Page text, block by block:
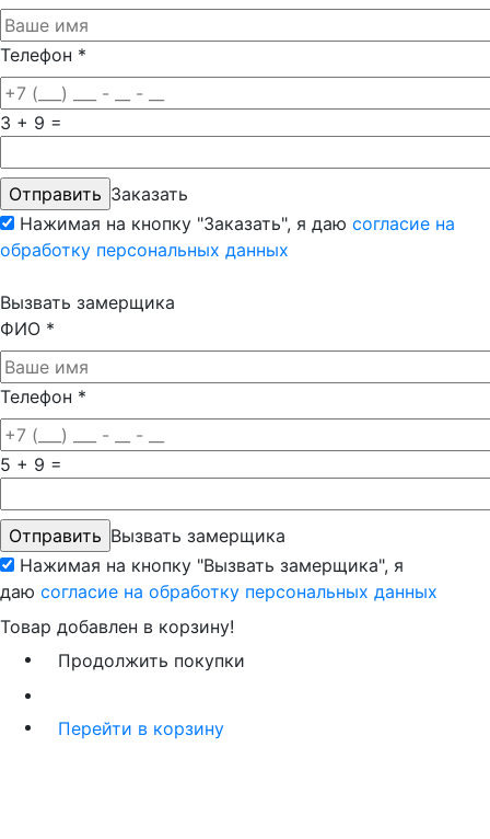
Телефон *
3 + 9 =
Заказать
Нажимая на кнопку "Заказать", я даю согласие на
обработку персональных данных
Вызвать замерщика
ФИО *
Телефон *
5 + 9 =
Вызвать замерщика
Нажимая на кнопку "Вызвать замерщика", я
даю согласие на обработку персональных данных
Товар добавлен в корзину!
Продолжить покупки
Перейти в корзину